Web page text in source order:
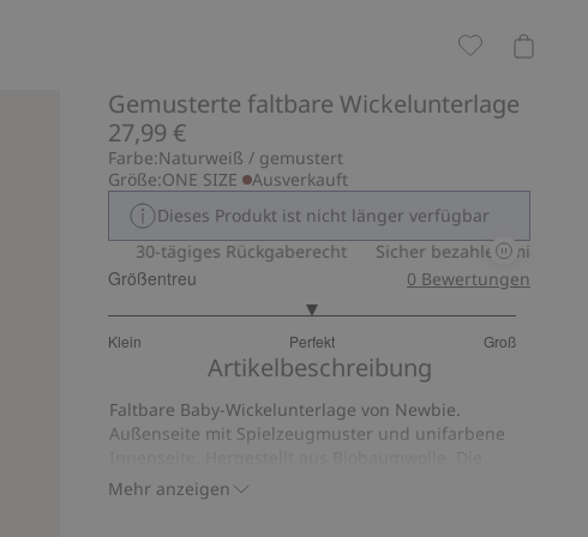
Gemusterte faltbare Wickelunterlage
27,99 €
Farbe:Naturweiß / gemustert
Größe:ONE SIZE
Ausverkauft
Dieses Produkt ist nicht länger verfügbar
30-tägiges Rückgaberecht Sicher bezahlen mit PayPal &
Größentreu
Klein Perfekt Groß
von
10
Bewertungen
0 Bewertungen
Artikelbeschreibung
Mehr anzeigen
Faltbare Baby-Wickelunterlage von Newbie.
Außenseite mit Spielzeugmuster und unifarbene
Unterlage ist gesteppt und gepolstert, damit Ihr
Baby schön weich und bequem liegt. Lässt sich